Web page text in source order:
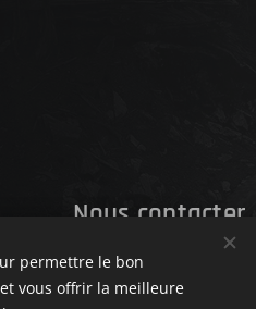
Nous contacter
mail: contact@mekabike.fr
téléphone: 04 78 60 39 88
permettre le bon
vous offrir la meilleure